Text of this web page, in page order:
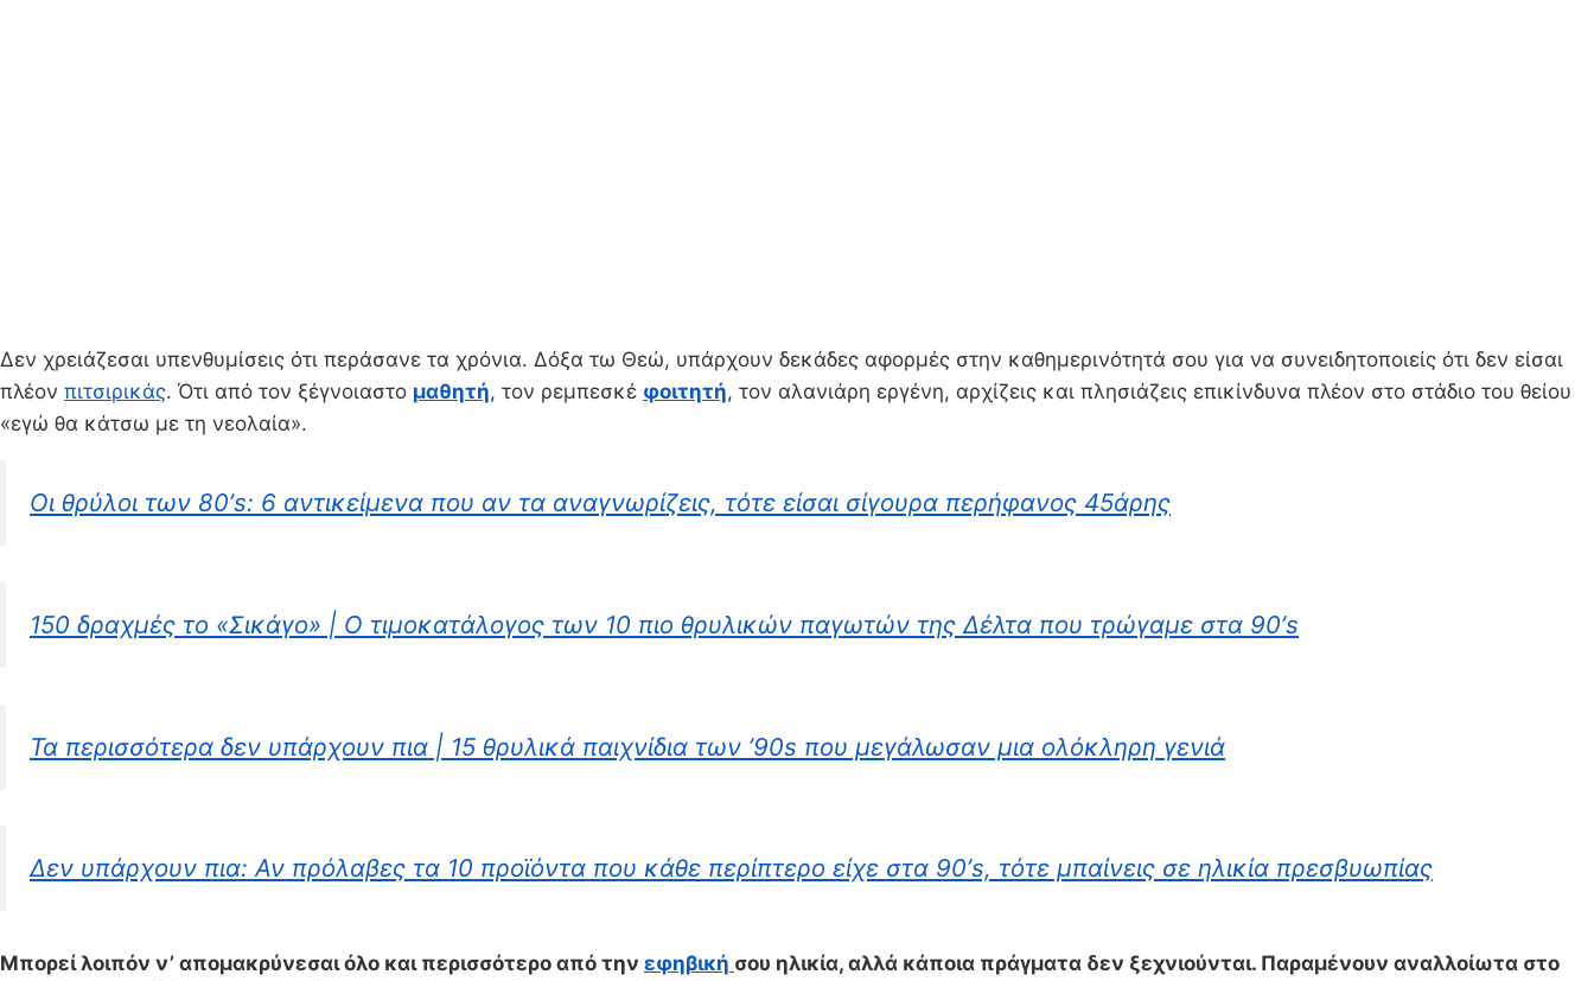
Δεν χρειάζεσαι υπενθυμίσεις ότι περάσανε τα χρόνια. Δόξα τω Θεώ, υπάρχουν δεκάδες αφορμές στην καθημερινότητά σου για να συνειδητοποιείς ότι δεν είσαι
πλέον πιτσιρικάς. Ότι από τον ξέγνοιαστο μαθητή, τον ρεμπεσκέ φοιτητή, τον αλανιάρη εργένη, αρχίζεις και πλησιάζεις επικίνδυνα πλέον στο στάδιο του θείου
«εγώ θα κάτσω με τη νεολαία».
Οι θρύλοι των 80’s: 6 αντικείμενα που αν τα αναγνωρίζεις, τότε είσαι σίγουρα περήφανος 45άρης
150 δραχμές το «Σικάγο» | Ο τιμοκατάλογος των 10 πιο θρυλικών παγωτών της Δέλτα που τρώγαμε στα 90’s
Τα περισσότερα δεν υπάρχουν πια | 15 θρυλικά παιχνίδια των ’90s που μεγάλωσαν μια ολόκληρη γενιά
Δεν υπάρχουν πια: Αν πρόλαβες τα 10 προϊόντα που κάθε περίπτερο είχε στα 90’s, τότε μπαίνεις σε ηλικία πρεσβυωπίας
Μπορεί λοιπόν ν’ απομακρύνεσαι όλο και περισσότερο από την εφηβική σου ηλικία, αλλά κάποια πράγματα δεν ξεχνιούνται. Παραμένουν αναλλοίωτα στο